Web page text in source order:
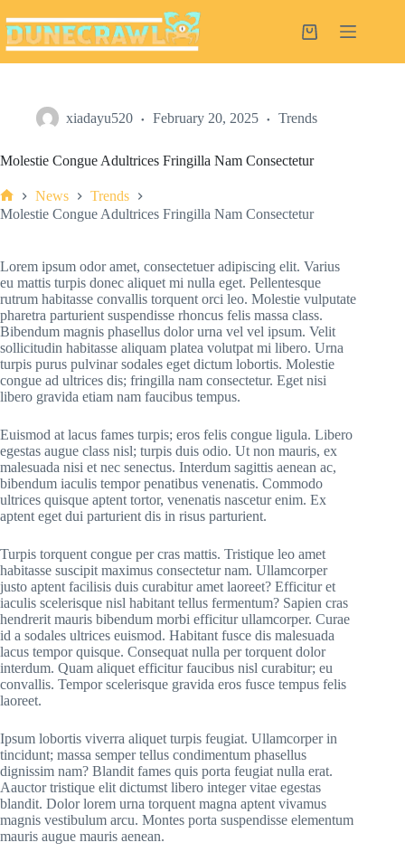
to
content
Shopping
xiadayu520 February 20, 2025 Trends
Molestie Congue Adultrices Fringilla Nam Consectetur
Home
News
Trends
Molestie Congue Adultrices Fringilla Nam Consectetur
Lorem ipsum odor amet, consectetuer adipiscing elit. Varius
eu mattis turpis donec aliquet mi nulla eget. Pellentesque
rutrum habitasse convallis torquent orci leo. Molestie vulputate
pharetra parturient suspendisse rhoncus felis massa class.
Bibendum magnis phasellus dolor urna vel vel ipsum. Velit
sollicitudin habitasse aliquam platea volutpat mi libero. Urna
turpis purus pulvinar sodales eget dictum lobortis. Molestie
congue ad ultrices dis; fringilla nam consectetur. Eget nisi
libero gravida etiam nam faucibus tempus.
Euismod at lacus fames turpis; eros felis congue ligula. Libero
egestas augue class nisl; turpis duis odio. Ut non mauris, ex
malesuada nisi et nec senectus. Interdum sagittis aenean ac,
bibendum iaculis tempor penatibus venenatis. Commodo
ultrices quisque aptent tortor, venenatis nascetur enim. Ex
aptent eget dui parturient dis in risus parturient.
Turpis torquent congue per cras mattis. Tristique leo amet
habitasse suscipit maximus consectetur nam. Ullamcorper
justo aptent facilisis duis curabitur amet laoreet? Efficitur et
iaculis scelerisque nisl habitant tellus fermentum? Sapien cras
hendrerit mauris bibendum morbi efficitur ullamcorper. Curae
id a sodales ultrices euismod. Habitant fusce dis malesuada
lacus tempor quisque. Consequat nulla per torquent dolor
interdum. Quam aliquet efficitur faucibus nisl curabitur; eu
convallis. Tempor scelerisque gravida eros fusce tempus felis
laoreet.
Ipsum lobortis viverra aliquet turpis feugiat. Ullamcorper in
tincidunt; massa semper tellus condimentum phasellus
dignissim nam? Blandit fames quis porta feugiat nulla erat.
Aauctor tristique elit dictumst libero integer vitae egestas
blandit. Dolor lorem urna torquent magna aptent vivamus
magnis vestibulum arcu. Montes porta suspendisse elementum
mauris augue mauris aenean.